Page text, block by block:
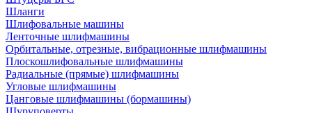
Шланги
Шлифовальные машины
Ленточные шлифмашины
Орбитальные, отрезные, вибрационные шлифмашины
Плоскошлифовальные шлифмашины
Радиальные (прямые) шлифмашины
Угловые шлифмашины
Цанговые шлифмашины (бормашины)